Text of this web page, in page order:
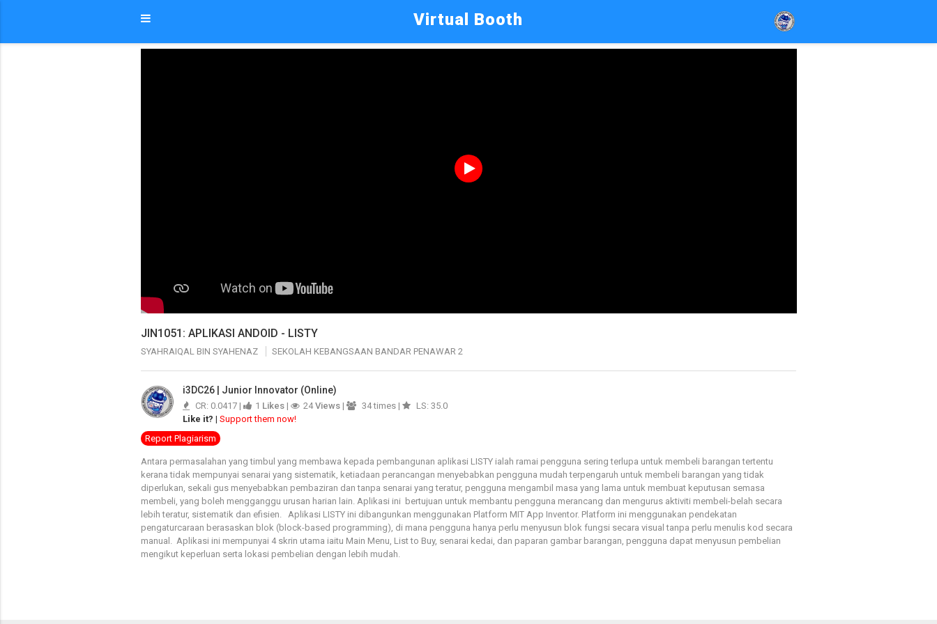
Virtual Booth
JIN1051: APLIKASI ANDOID - LISTY
SYAHRAIQAL BIN SYAHENAZ SEKOLAH KEBANGSAAN BANDAR PENAWAR 2
i3DC26 | Junior Innovator (Online)
CR: 0.0417 | 1 Likes| 24Views| 34 times |
LS: 35.0
Like it? | Support them now!
Report Plagiarism
Antara permasalahan yang timbul yang membawa kepada pembangunan aplikasi LISTY ialah ramai pengguna sering terlupa untuk membeli barangan tertentu
kerana tidak mempunyai senarai yang sistematik, ketiadaan perancangan menyebabkan pengguna mudah terpengaruh untuk membeli barangan yang tidak
diperlukan, sekali gus menyebabkan pembaziran dan tanpa senarai yang teratur, pengguna mengambil masa yang lama untuk membuat keputusan semasa
membeli, yang boleh mengganggu urusan harian lain. Aplikasi ini bertujuan untuk membantu pengguna merancang dan mengurus aktiviti membeli-belah secara
lebih teratur, sistematik dan efisien. Aplikasi LISTY ini dibangunkan menggunakan Platform MIT App Inventor. Platform ini menggunakan pendekatan
pengaturcaraan berasaskan blok (block-based programming), di mana pengguna hanya perlu menyusun blok fungsi secara visual tanpa perlu menulis kod secara
manual. Aplikasi ini mempunyai 4 skrin utama iaitu Main Menu, List to Buy, senarai kedai, dan paparan gambar barangan, pengguna dapat menyusun pembelian
mengikut keperluan serta lokasi pembelian dengan lebih mudah.